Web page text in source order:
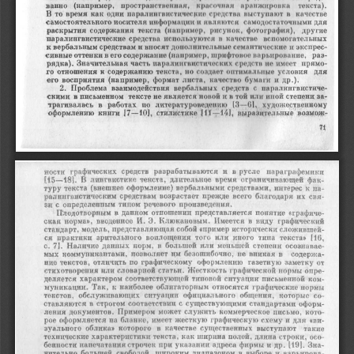
ванно
    (например,
   пространственная,    красочная    аранжировка
     текста).
В
  то
время
  как
одни
  паралингвистические  средства  выступают
  в
   качестве
самостоятельного  носителя  информации и
  ЯВЛЯЮТСЯ
  самодостаточными
для
раскрытия  содержания   текста
   (например,
  рисунок,  фотография),
   другие
паралингвистические  средства
   ИСПОЛЬВуютСЯ
и качестве     вспомогательных
к
  вербальным  средствам
  и
вносят  дополнительные  семантические
  и
экспрес-
сивные оттенки в его содержание
  (например, шрифтовое
варьирование,
  раз-
рядка).
  Значительная  часть  паралич гвиотичос к нх
  средств
  но
имеет   прямо-
го  отношения
  к
содержанию  текста,
  но
  СОВДВОТ
оптимальные  условия
   для
его  восприятия  (например,  формат  листа,
  качество
  бумаги
  и др.).
2.   Проблема   взаимодействия   вербальных
   средств  С
  паралингвистиче-
скими
  в
письменном  тексте
  не
является  новой и в той или иной степени за-
трагивалась
   в
   работах
   по
  литературоведению    [3—61,    художественному
оформлению  книги  17—10],   стилистике
  {11—14],
выразительные   возмож-
71
ности
   графических   средств   разрабатываются
   и  в
русле
   параграфемики
115—131.
  В
  лнвтввхтике  текста,  длительное  время  ограничивающей
фак-
туру
  текста  (внешнее  оформление)  вербальными  средствами,  интерес
  к па-
ралЕнгвистическим  средствам  возрастает  прежде  всего  благодаря
  их свя-
зи
  с
  определенным  типом  речевого  произведения.
Плодотворным
  в
  данном  отношении  представляется  понятие  «графиче-
ская
  норма»,  введенное
  И. Э.
Клюкановым.  Имеется
  в
  виду  графический
стандарт,  модель,  представляющая  собой  «пример  исторически сложившей-
ся
   практики  зрительного  воплощения  того
  или
  иного  типа
   текста»
  [16,
с.
  71.
Наличие  данных  норм,
  в
  большей
  или
меньшей  степени  осознавае-
мых  коммуникантами,  позволяет
  им
безошибочно,
  не
вникая
  в
     содержа-
ние
  текстов,  отличить
  по
графическому   оформлению  газетную  заметку
  от
стихотворения
  или
словарной  статьи.  Жесткость  графической  нормы опре-
деляется  характером  соответствующей  типовой  ситуации  письменной
  ком-
муникации.
  Так, к
  наиболее  облигаторным  относятся  графические  нормы
текстов,   обслуживающих   ситуации   официального  общения,  которые
  со-
ставляются
  в
  строгом  соответствии
  с
  существующими  стандартами  оформ-
ления
  документов.  Примером  может  служить   коммерческое  письмо,  кото-
рое  оформляется
  па
бланке,  имеет  жесткую  графическую
  схему
  и для «ви-
зуального   облика»  которого
   в
  качестве  существенных   выступают     такие
технические  характеристики  текста,
  как
ширина  полей, длина  строки,
осо-
бенности наиечатаниястрочек
  при
указании  адреса  фирмы и др. [191.  Зна-
чительно  большей   свободой,  цгироким  диапазоном
  в
  выборе
  и
  варьирова-